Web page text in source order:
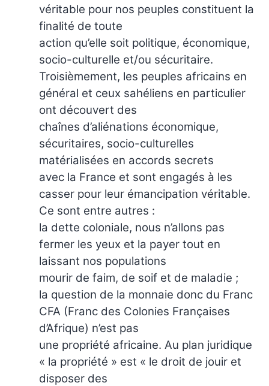
véritable pour nos peuples constituent la
finalité de toute
action qu’elle soit politique, économique,
socio-culturelle et/ou sécuritaire.
Troisièmement, les peuples africains en
général et ceux sahéliens en particulier
ont découvert des
chaînes d’aliénations économique,
sécuritaires, socio-culturelles
matérialisées en accords secrets
avec la France et sont engagés à les
casser pour leur émancipation véritable.
Ce sont entre autres :
la dette coloniale, nous n’allons pas
fermer les yeux et la payer tout en
laissant nos populations
mourir de faim, de soif et de maladie ;
la question de la monnaie donc du Franc
CFA (Franc des Colonies Françaises
d’Afrique) n’est pas
une propriété africaine. Au plan juridique
« la propriété » est « le droit de jouir et
disposer des